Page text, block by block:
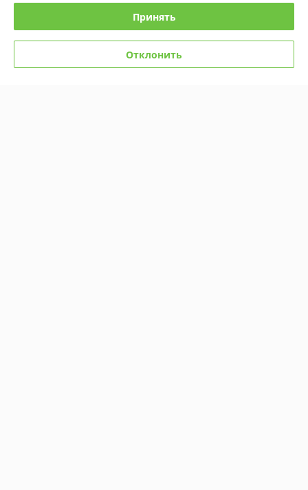
26.03.2021
Отлично
Принять
Отклонить